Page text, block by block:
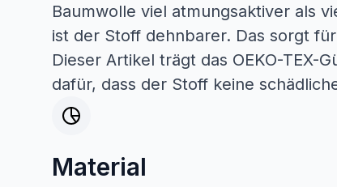
Baumwolle viel atmungsaktiver als
ist der Stoff dehnbarer. Das sorgt
Dieser Artikel trägt das OEKO-TEX-
dafür, dass der Stoff keine
Material